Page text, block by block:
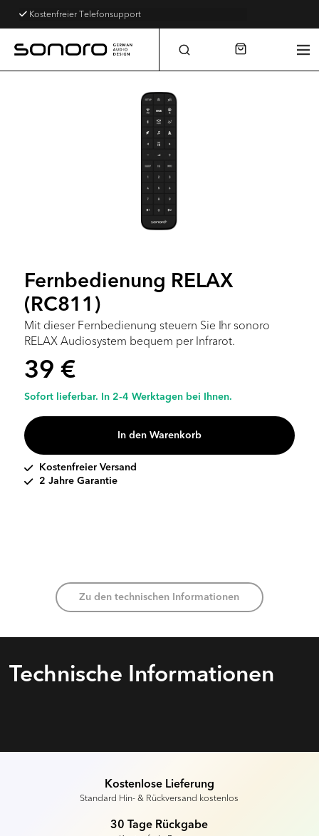
Kostenfreier Telefonsupport
Fernbedienung RELAX
(RC811)
Mit dieser Fernbedienung steuern Sie Ihr sonoro
RELAX Audiosystem bequem per Infrarot.
39 €
Sofort lieferbar. In 2-4 Werktagen bei Ihnen.
In den Warenkorb
Kostenfreier Versand
2 Jahre Garantie
Zu den technischen Informationen
Technische Informa­tionen
Kostenlose Lieferung
Standard Hin- & Rückversand kostenlos
30 Tage Rückgabe